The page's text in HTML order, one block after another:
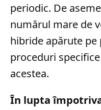
periodic. De
numărul mare de
hibride apărute
proceduri
acestea.
În lupta